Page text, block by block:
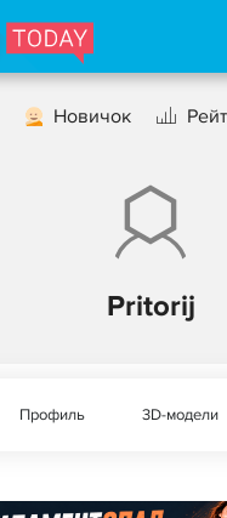
Новичок
Pritorij
Профиль 3D-модели